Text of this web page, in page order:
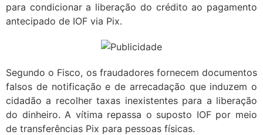
para condicionar a liberação do crédito ao pagamento
antecipado de IOF via Pix.
Segundo o Fisco, os fraudadores fornecem documentos
falsos de notificação e de arrecadação que induzem o
cidadão a recolher taxas inexistentes para a liberação
do dinheiro. A vítima repassa o suposto IOF por meio
de transferências Pix para pessoas físicas.